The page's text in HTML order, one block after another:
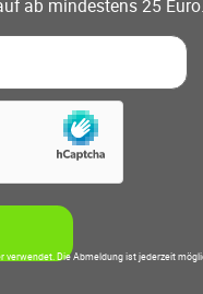
ab mindestens 25
Die Abmeldung ist jederzeit